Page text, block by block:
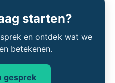
starten?
en ontdek wat we
betekenen.
gesprek